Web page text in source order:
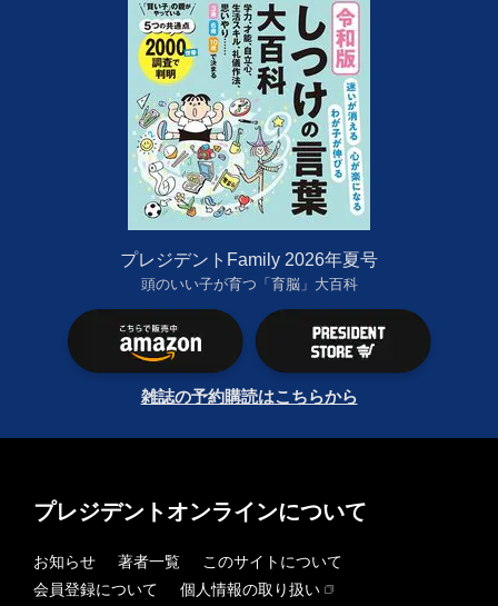
プレジデントFamily 2026年夏号
頭のいい子が育つ「育脳」大百科
雑誌の予約購読はこちらから
プレジデントオンラインについて
お知らせ 著者一覧
このサイトについて
会員登録について
個人情報の取り扱い